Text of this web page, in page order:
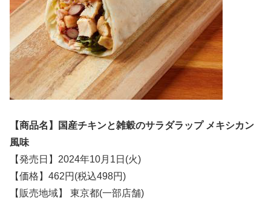
【商品名】国産チキンと雑穀のサラダラップ メキシカン
風味
【発売日】2024年10月1日(火)
【価格】462円(税込498円)
【販売地域】 東京都(一部店舗)